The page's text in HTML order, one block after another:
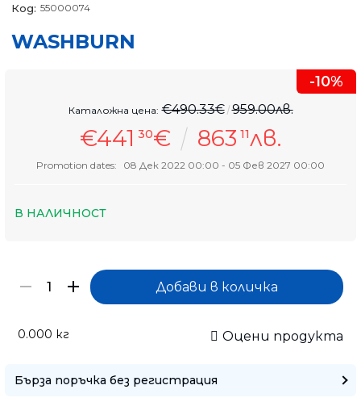
Код: 55000074
WASHBURN
-10%
€441 30€ 863 11лв.
Каталожна цена: €490.33€ 959.00лв.
Promotion dates: 08 Дек 2022 00:00 - 05 Фев 2027 00:00
В НАЛИЧНОСТ
0.000 кг Оцени продукта
Бърза поръчка без регистрация